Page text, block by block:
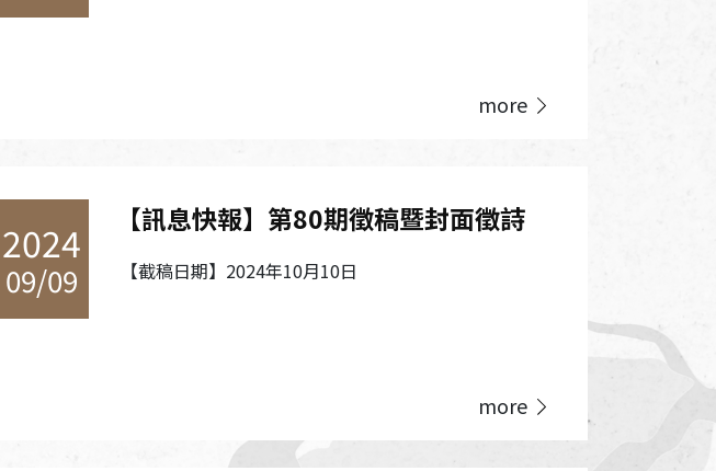
more
2024
09/09
【訊息快報】第80期徵稿暨封面徵詩
【截稿日期】2024年10月10日
more